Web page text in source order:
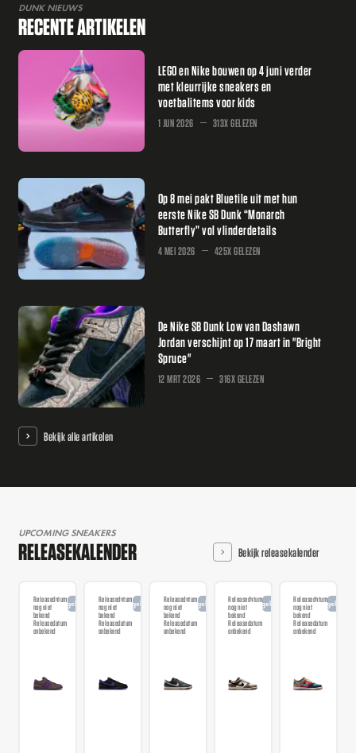
DUNK NIEUWS
RECENTE ARTIKELEN
LEGO en Nike bouwen op 4 juni verder
met kleurrijke sneakers en
voetbalitems voor kids
1 JUN 2026 313X GELEZEN
Op 8 mei pakt Bluetile uit met hun
eerste Nike SB Dunk “Monarch
Butterfly” vol vlinderdetails
4 MEI 2026 425X GELEZEN
De Nike SB Dunk Low van Dashawn
Jordan verschijnt op 17 maart in "Bright
Spruce"
12 MRT 2026 316X GELEZEN
Bekijk alle artikelen
UPCOMING SNEAKERS
RELEASEKALENDER Bekijk releasekalender
Releasedatum
nog niet
bekend
Releasedatum
onbekend
AangekondigdReleasedatum
nog niet
bekend
Releasedatum
onbekend
AangekondigdReleasedatum
nog niet
bekend
Releasedatum
onbekend
AangekondigdReleasedatum
nog niet
bekend
Releasedatum
onbekend
AangekondigdReleasedatum
nog niet
bekend
Releasedatum
onbekend